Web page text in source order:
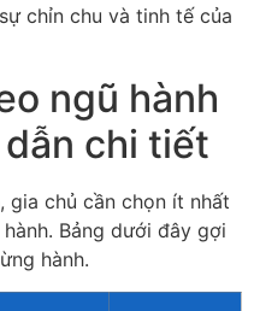
chỉn chu và tinh tế của
ngũ hành
chi tiết
gia chủ cần chọn ít nhất
Bảng dưới đây gợi
hành.